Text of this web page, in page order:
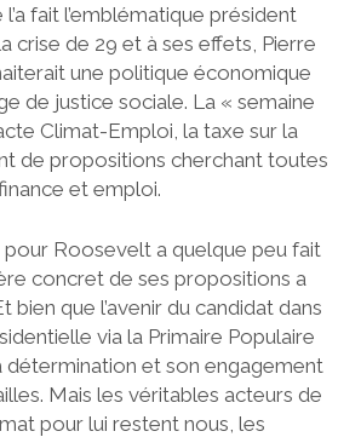
fait l’emblématique président
crise de 29 et à ses effets, Pierre
une politique économique
de justice sociale. La « semaine
Climat-Emploi, la taxe sur la
de propositions cherchant toutes
et emploi.
pour Roosevelt a quelque peu fait
concret de ses propositions a
bien que l’avenir du candidat dans
via la Primaire Populaire
détermination et son engagement
Mais les véritables acteurs de
pour lui restent nous, les